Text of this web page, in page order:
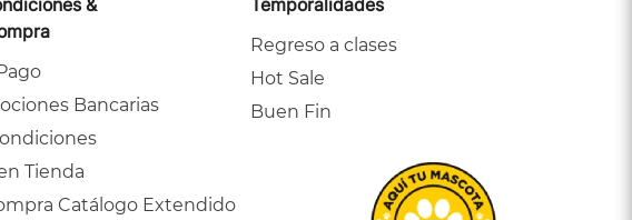
&
Bancarias
Tienda
Catálogo Extendido
Temporalidades
Regreso a clases
Hot Sale
Buen Fin